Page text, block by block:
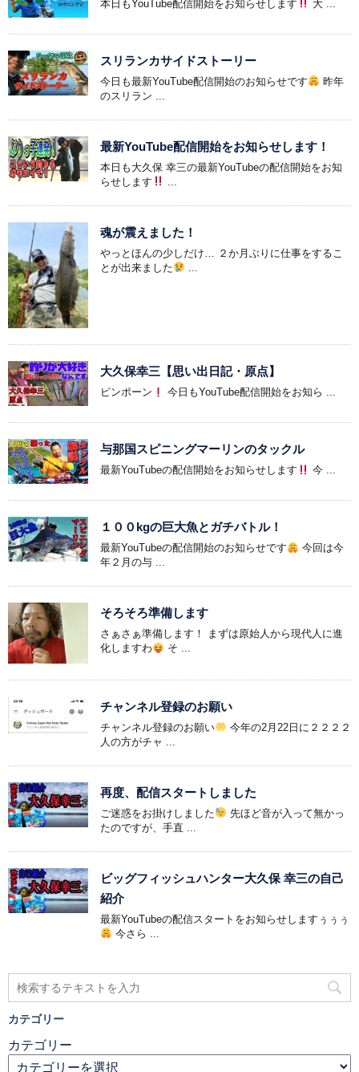
本日もYouTube配信開始をお知らせします 大 ...
スリランカサイドストーリー
今日も最新YouTube配信開始のお知らせです
昨年
のスリラン ...
最新YouTube配信開始をお知らせします！
本日も大久保 幸三の最新YouTubeの配信開始をお知
らせします
魂が震えました！
やっとほんの少しだけ… ２か月ぶりに仕事をするこ
とが出来ました
大久保幸三【思い出日記・原点】
ピンポーン 今日もYouTube配信開始をお知ら ...
与那国スピニングマーリンのタックル
最新YouTubeの配信開始をお知らせします 今 ...
１００kgの巨大魚とガチバトル！
最新YouTubeの配信開始のお知らせです
今回は今
年２月の与 ...
そろそろ準備します
さぁさぁ準備します！ まずは原始人から現代人に進
化しますわ
そ ...
チャンネル登録のお願い
チャンネル登録のお願い
今年の2月22日に２２２２
人の方がチャ ...
再度、配信スタートしました
ご迷惑をお掛けしました
先ほど音が入って無かっ
たのですが、手直 ...
ビッグフィッシュハンター大久保 幸三の自己
紹介
最新YouTubeの配信スタートをお知らせしますぅぅぅ
今さら ...
カテゴリー
カテゴリー